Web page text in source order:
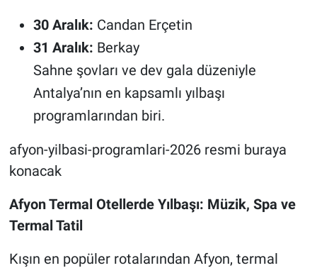
30 Aralık: Candan Erçetin
31 Aralık: Berkay
Sahne şovları ve dev gala düzeniyle
Antalya’nın en kapsamlı yılbaşı
programlarından biri.
afyon-yilbasi-programlari-2026 resmi buraya
konacak
Afyon Termal Otellerde Yılbaşı: Müzik, Spa ve
Termal Tatil
Kışın en popüler rotalarından Afyon, termal